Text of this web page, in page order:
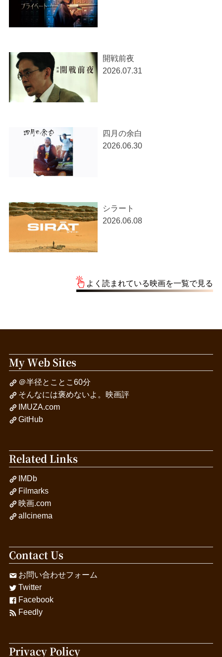
開戦前夜
2026.07.31
四月の余白
2026.06.30
シラート
2026.06.08
よく読まれている映画を一覧で見る
My Web Sites
＠半径とことこ60分
そんなには褒めないよ。映画評
IMUZA.com
GitHub
Related Links
IMDb
Filmarks
映画.com
allcinema
Contact Us
お問い合わせフォーム
Twitter
Facebook
Feedly
Privacy Policy